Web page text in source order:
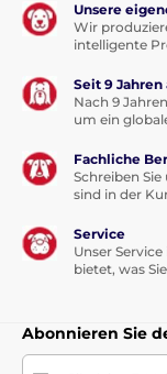
Unsere
Wir
intelligente
Seit 9
Nach 9
um ein
Fachliche
Schreiben
sind in der
Service
Unser
bietet, was
Abonnieren Sie